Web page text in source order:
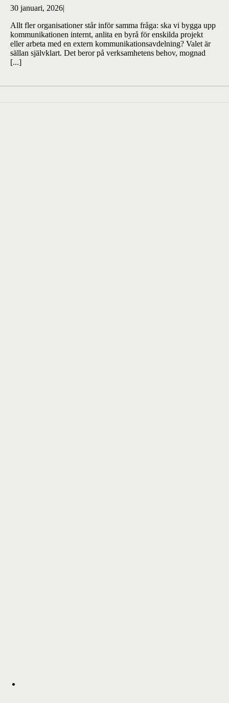
30 januari, 2026|
Allt fler organisationer står inför samma fråga: ska vi bygga upp
kommunikationen internt, anlita en byrå för enskilda projekt
eller arbeta med en extern kommunikationsavdelning? Valet är
sällan självklart. Det beror på verksamhetens behov, mognad
[...]